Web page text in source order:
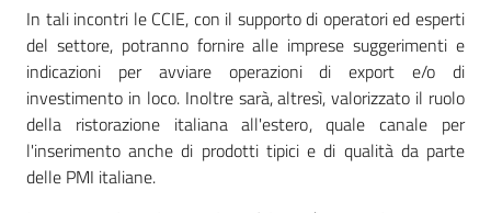
Seguici
su
In tali incontri le CCIE, con il supporto di operatori ed esperti
del settore, potranno fornire alle imprese suggerimenti e
indicazioni per avviare operazioni di export e/o di
investimento in loco. Inoltre sarà, altresì, valorizzato il ruolo
della ristorazione italiana all'estero, quale canale per
l'inserimento anche di prodotti tipici e di qualità da parte
delle PMI italiane.